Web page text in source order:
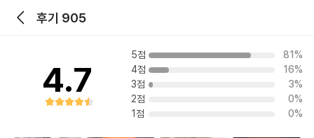
후기 905
4.7
5점
81%
4점
16%
3점
3%
2점
0%
1점
0%